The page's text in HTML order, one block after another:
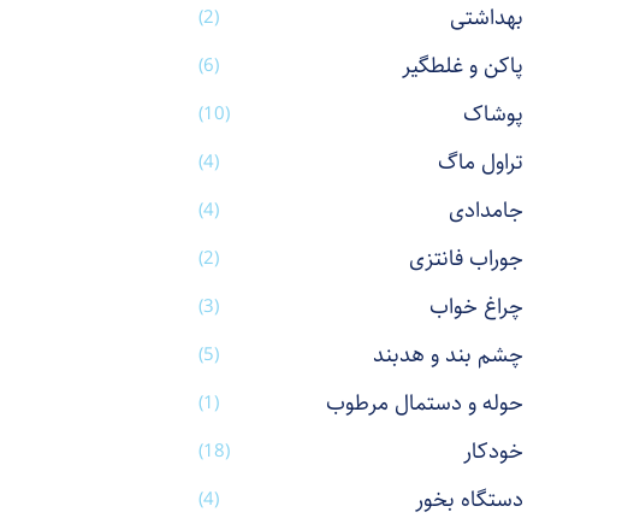
بهداشتی (2)
پاکن و غلطگیر (6)
پوشاک (10)
تراول ماگ (4)
جامدادی (4)
جوراب فانتزی (2)
چراغ خواب (3)
چشم بند و هدبند (5)
حوله و دستمال مرطوب (1)
خودکار (18)
دستگاه بخور (4)